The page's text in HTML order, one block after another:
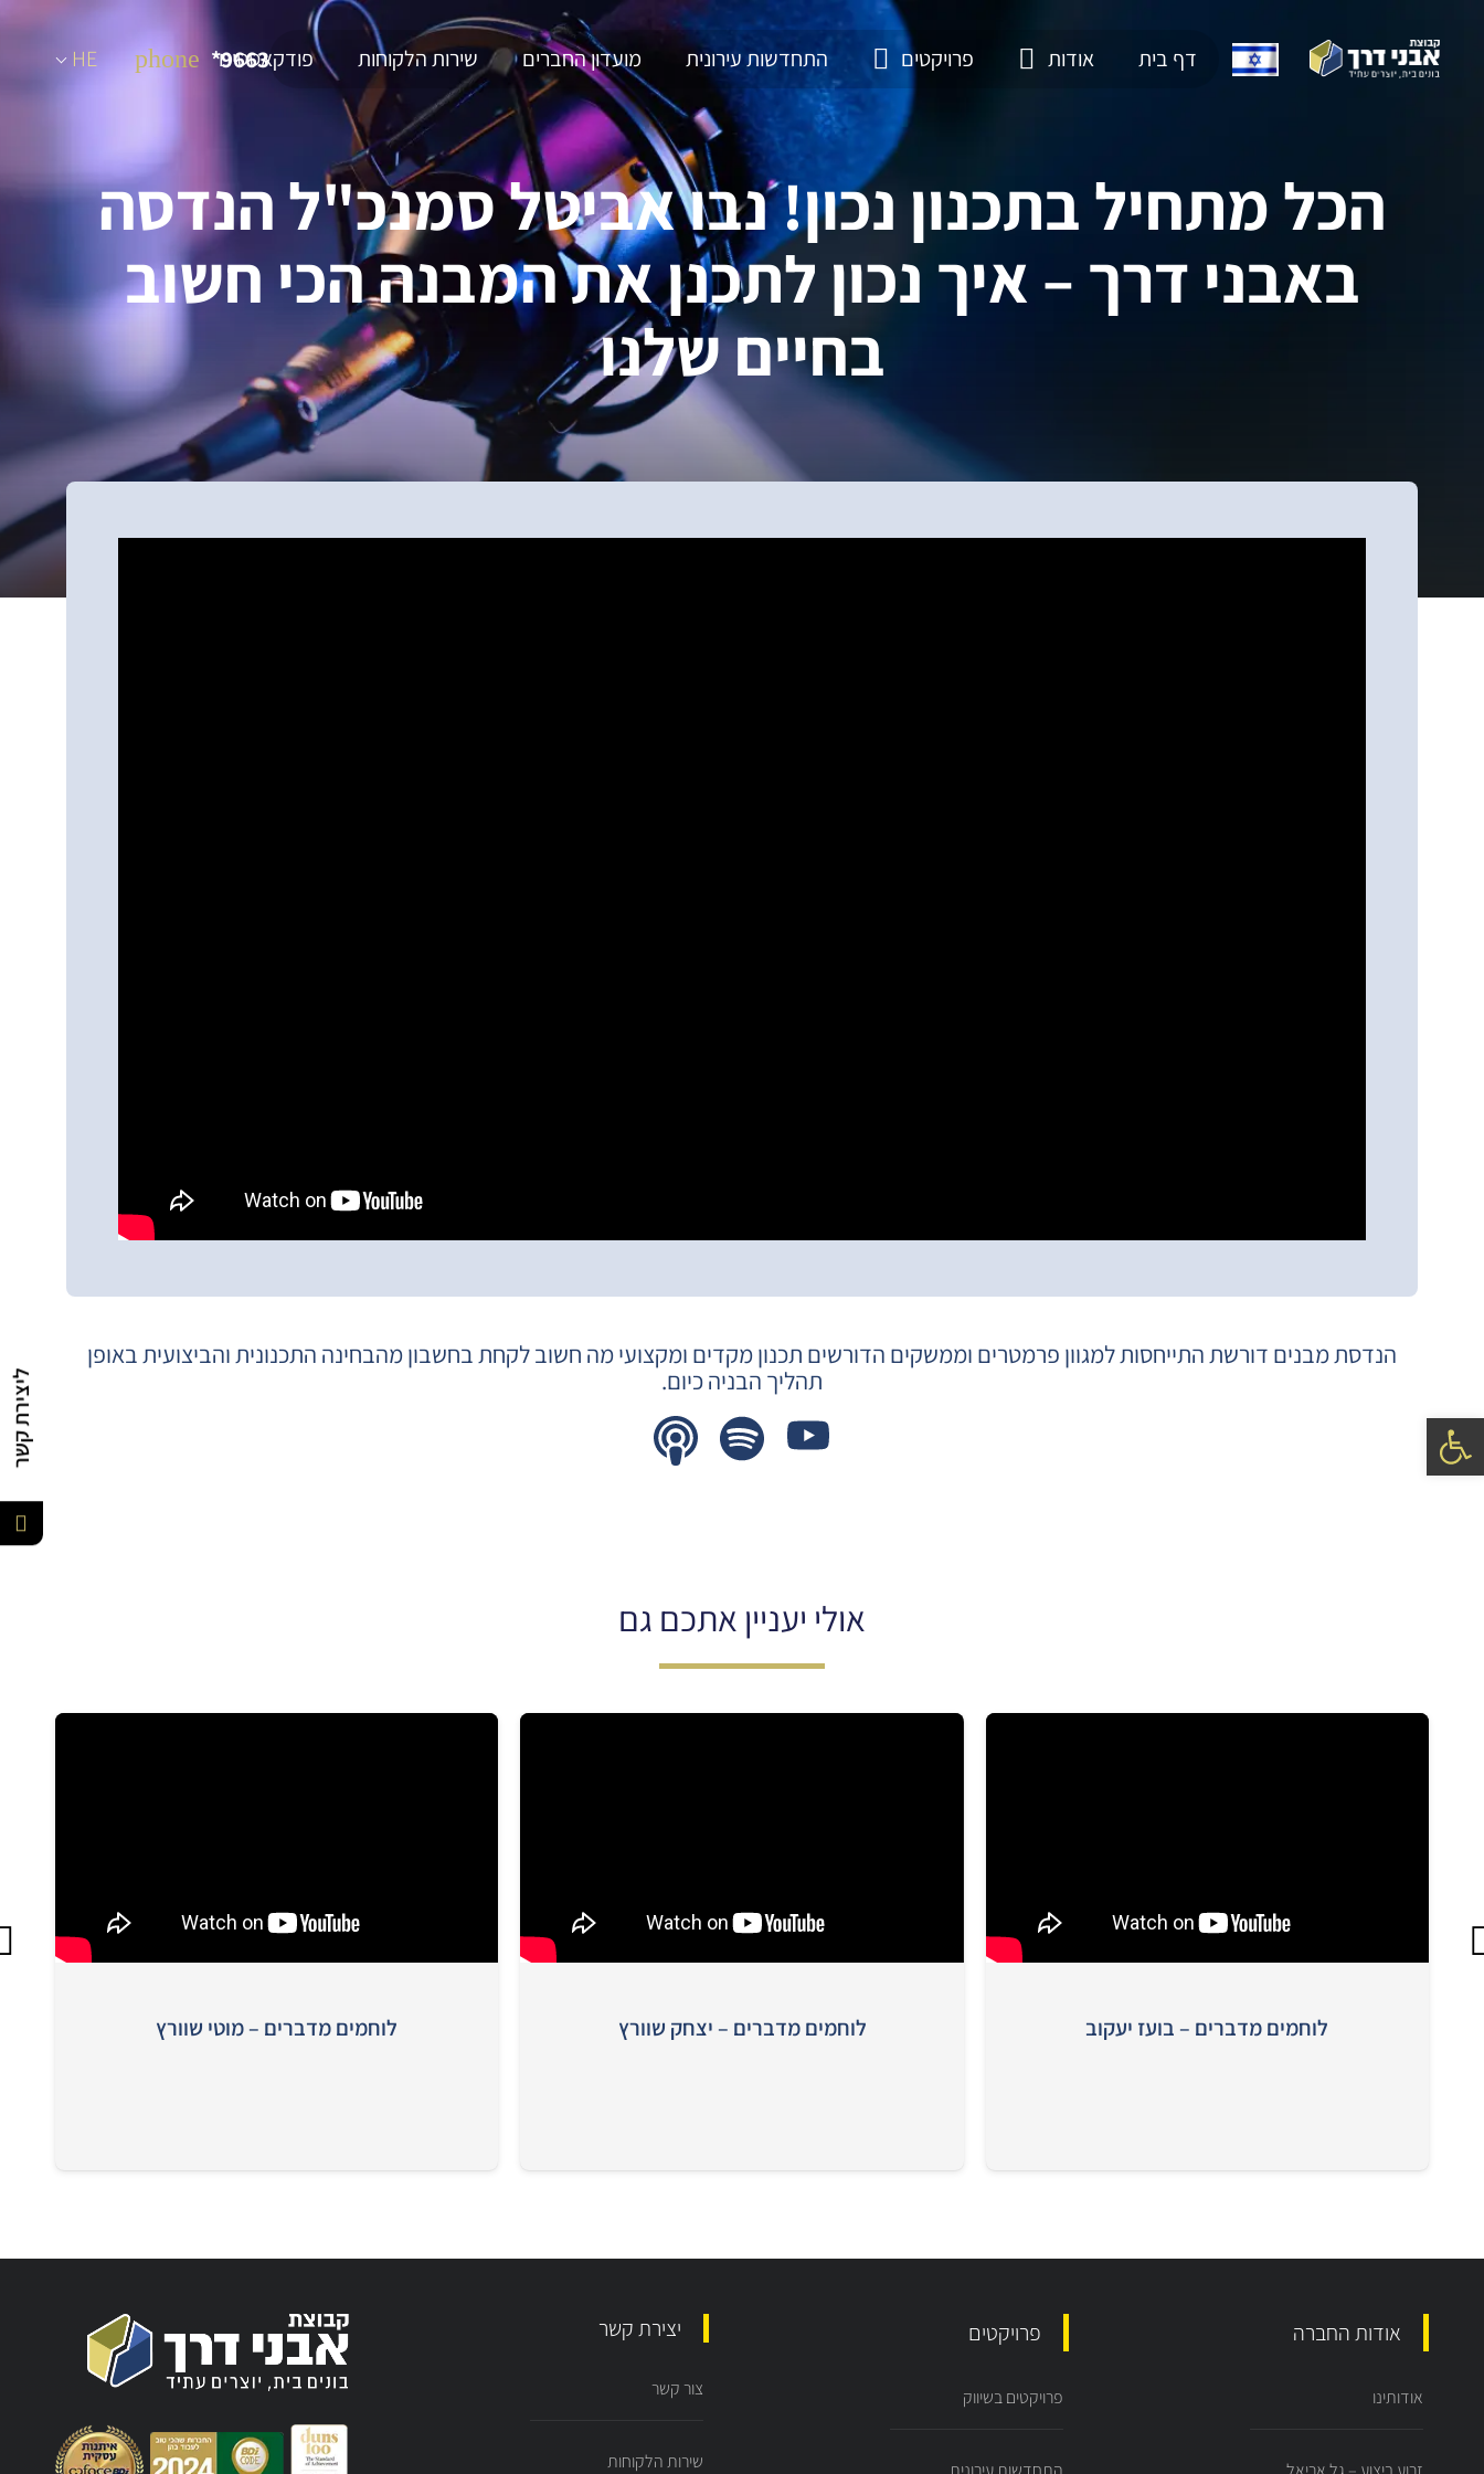
פתח סרגל נגישות
דף בית אודות פרויקטים התחדשות עירונית מועדון החברים שירות הלקוחות פודקאסטים
9663*
phone
HE
ליצירת קשר
הכל מתחיל בתכנון נכון! נבו אביטל סמנכ"ל הנדסה
באבני דרך – איך נכון לתכנן את המבנה הכי חשוב
בחיים שלנו
הנדסת מבנים דורשת התייחסות למגוון פרמטרים וממשקים הדורשים תכנון מקדים ומקצועי מה חשוב לקחת בחשבון מהבחינה התכנונית והביצועית באופן
תהליך הבניה כיום.
אולי יעניין אתכם גם
לוחמים מדברים – בועז יעקוב לוחמים מדברים – יצחק שוורץ לוחמים מדברים – מוטי שוורץ
אודות החברה
אודותינו
פרויקטים
פרויקטים בשיווק
יצירת קשר
צור קשר
שירות הלקוחות